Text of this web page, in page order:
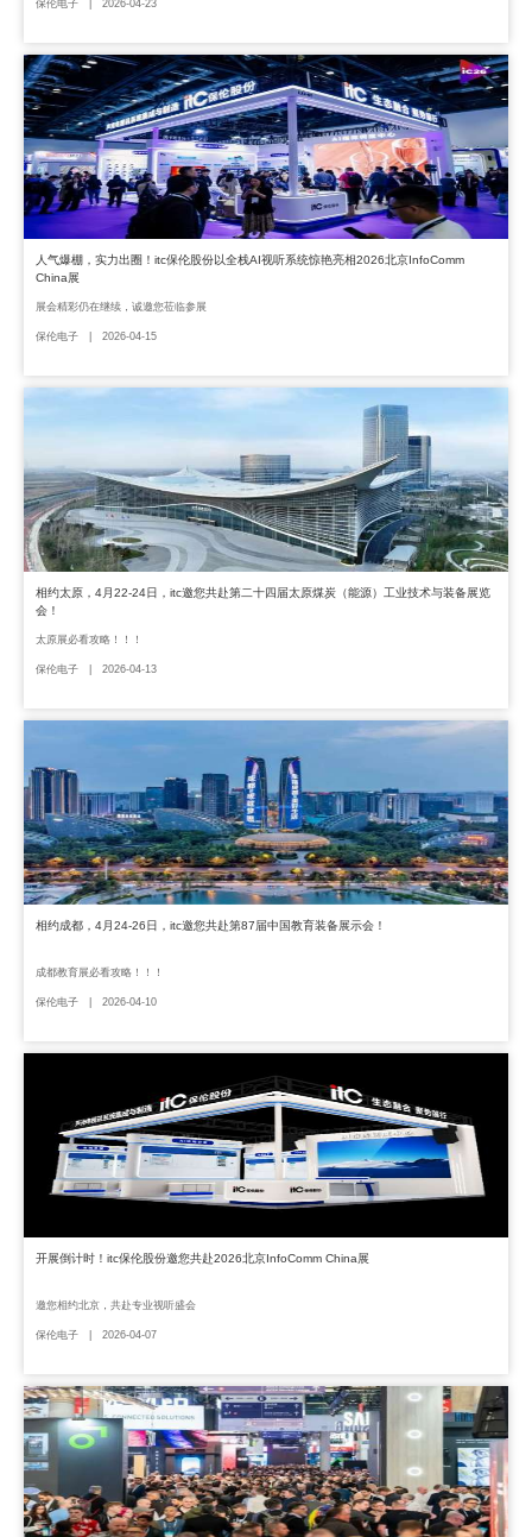
保伦电子 | 2026-04-23
人气爆棚，实力出圈！itc保伦股份以全栈AI视听系统惊艳亮相2026北京InfoComm
China展
展会精彩仍在继续，诚邀您莅临参展
保伦电子 | 2026-04-15
相约太原，4月22-24日，itc邀您共赴第二十四届太原煤炭（能源）工业技术与装备展览
会！
太原展必看攻略！！！
保伦电子 | 2026-04-13
相约成都，4月24-26日，itc邀您共赴第87届中国教育装备展示会！
成都教育展必看攻略！！！
保伦电子 | 2026-04-10
开展倒计时！itc保伦股份邀您共赴2026北京InfoComm China展
邀您相约北京，共赴专业视听盛会
保伦电子 | 2026-04-07